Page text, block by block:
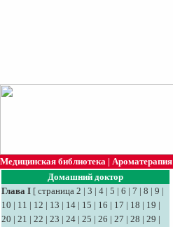
Медицинская библиотека | Ароматерапия
Домашний доктор
Глава I [ страница 2 | 3 | 4 | 5 | 6 | 7 | 8 | 9 |
10 | 11 | 12 | 13 | 14 | 15 | 16 | 17 | 18 | 19 |
20 | 21 | 22 | 23 | 24 | 25 | 26 | 27 | 28 | 29 |